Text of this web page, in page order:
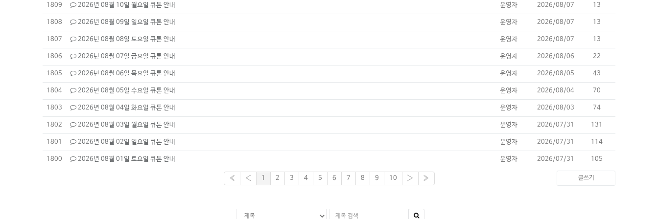
1809 2026년 08월 10일 월요일 큐톤 안내 운영자 2026/08/07 13
1808 2026년 08월 09일 일요일 큐톤 안내 운영자 2026/08/07 13
1807 2026년 08월 08일 토요일 큐톤 안내 운영자 2026/08/07 13
1806 2026년 08월 07일 금요일 큐톤 안내 운영자 2026/08/06 22
1805 2026년 08월 06일 목요일 큐톤 안내 운영자 2026/08/05 43
1804 2026년 08월 05일 수요일 큐톤 안내 운영자 2026/08/04 70
1803 2026년 08월 04일 화요일 큐톤 안내 운영자 2026/08/03 74
1802 2026년 08월 03일 월요일 큐톤 안내 운영자 2026/07/31 131
1801 2026년 08월 02일 일요일 큐톤 안내 운영자 2026/07/31 114
1800 2026년 08월 01일 토요일 큐톤 안내 운영자 2026/07/31 105
글쓰기
« ‹ 1 2 3 4 5 6 7 8 9 10 › »